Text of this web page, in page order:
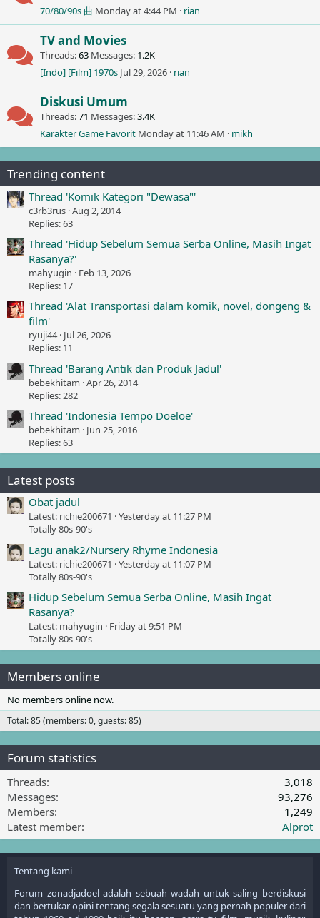
70/80/90s 曲 Monday at 4:44 PM rian
TV and Movies
Threads 63 Messages 1.2K
[Indo] [Film] 1970s Jul 29, 2026 rian
Diskusi Umum
Threads 71 Messages 3.4K
Karakter Game Favorit Monday at 11:46 AM mikh
Trending content
Thread 'Komik Kategori "Dewasa"'
c3rb3rus Aug 2, 2014
Replies: 63
Thread 'Hidup Sebelum Semua Serba Online, Masih Ingat
Rasanya?'
mahyugin
Feb 13, 2026
Replies: 17
Thread 'Alat Transportasi dalam komik, novel, dongeng &
film'
ryuji44 Jul 26, 2026
Replies: 11
Thread 'Barang Antik dan Produk Jadul'
bebekhitam Apr 26, 2014
Replies: 282
Thread 'Indonesia Tempo Doeloe'
bebekhitam
Jun 25, 2016
Replies: 63
Latest posts
Obat jadul
Latest: richie200671
Yesterday at 11:27 PM
Totally 80s-90's
Lagu anak2/Nursery Rhyme Indonesia
Latest: richie200671
Yesterday at 11:07 PM
Totally 80s-90's
Hidup Sebelum Semua Serba Online, Masih Ingat
Rasanya?
Latest: mahyugin
Friday at 9:51 PM
Totally 80s-90's
Members online
No members online now.
Total: 85 (members: 0, guests: 85)
Forum statistics
Threads
3,018
Messages
93,276
Members
1,249
Latest member
Alprot
Tentang kami
Forum zonadjadoel adalah sebuah wadah untuk saling berdiskusi
dan bertukar opini tentang segala sesuatu yang pernah populer dari